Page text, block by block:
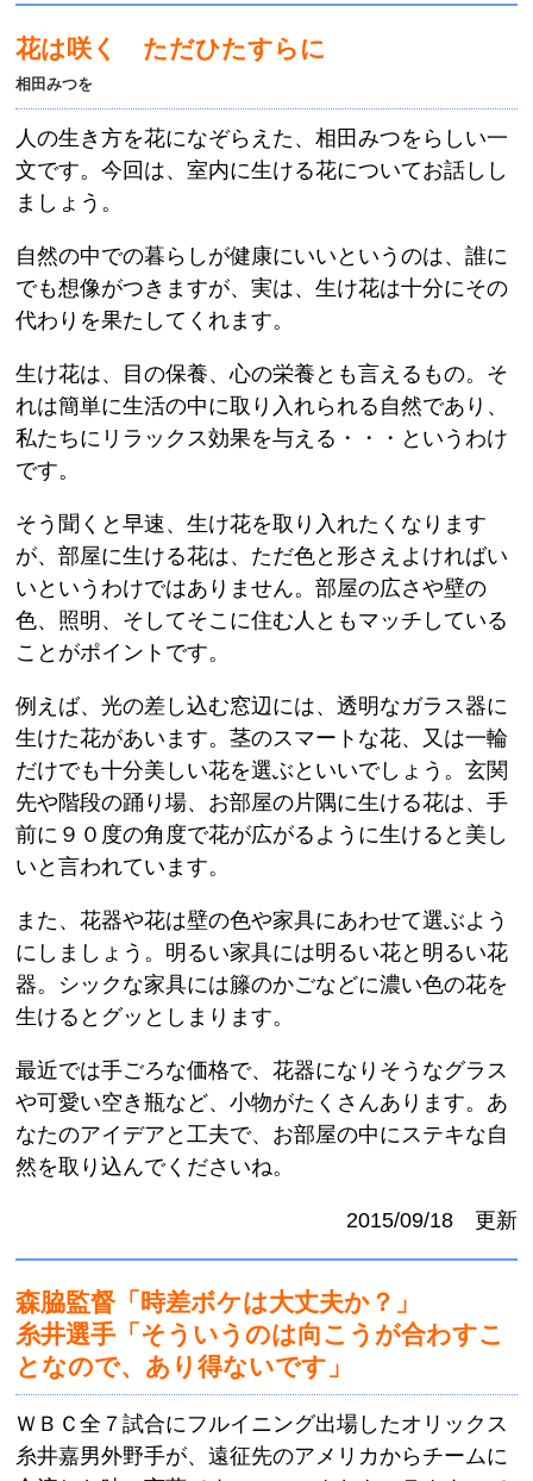
花は咲く ただひたすらに
相田みつを
人の生き方を花になぞらえた、相田みつをらしい一
文です。今回は、室内に生ける花についてお話しし
ましょう。
自然の中での暮らしが健康にいいというのは、誰に
でも想像がつきますが、実は、生け花は十分にその
代わりを果たしてくれます。
生け花は、目の保養、心の栄養とも言えるもの。そ
れは簡単に生活の中に取り入れられる自然であり、
私たちにリラックス効果を与える・・・というわけ
です。
そう聞くと早速、生け花を取り入れたくなります
が、部屋に生ける花は、ただ色と形さえよければい
いというわけではありません。部屋の広さや壁の
色、照明、そしてそこに住む人ともマッチしている
ことがポイントです。
例えば、光の差し込む窓辺には、透明なガラス器に
生けた花があいます。茎のスマートな花、又は一輪
だけでも十分美しい花を選ぶといいでしょう。玄関
先や階段の踊り場、お部屋の片隅に生ける花は、手
前に９０度の角度で花が広がるように生けると美し
いと言われています。
また、花器や花は壁の色や家具にあわせて選ぶよう
にしましょう。明るい家具には明るい花と明るい花
器。シックな家具には籐のかごなどに濃い色の花を
生けるとグッとしまります。
最近では手ごろな価格で、花器になりそうなグラス
や可愛い空き瓶など、小物がたくさんあります。あ
なたのアイデアと工夫で、お部屋の中にステキな自
然を取り込んでくださいね。
2015/09/18 更新
森脇監督「時差ボケは大丈夫か？」
糸井選手「そういうのは向こうが合わすこ
となので、あり得ないです」
ＷＢＣ全７試合にフルイニング出場したオリックス
糸井嘉男外野手が、遠征先のアメリカからチームに